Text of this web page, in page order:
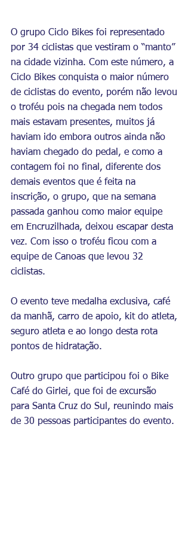
O grupo Ciclo Bikes foi representado
por 34 ciclistas que vestiram o “manto”
na cidade vizinha. Com este número, a
Ciclo Bikes conquista o maior número
de ciclistas do evento, porém não levou
o troféu pois na chegada nem todos
mais estavam presentes, muitos já
haviam ido embora outros ainda não
haviam chegado do pedal, e como a
contagem foi no final, diferente dos
demais eventos que é feita na
inscrição, o grupo, que na semana
passada ganhou como maior equipe
em Encruzilhada, deixou escapar desta
vez. Com isso o troféu ficou com a
equipe de Canoas que levou 32
ciclistas.
O evento teve medalha exclusiva, café
da manhã, carro de apoio, kit do atleta,
seguro atleta e ao longo desta rota
pontos de hidratação.
Outro grupo que participou foi o Bike
Café do Girlei, que foi de excursão
para Santa Cruz do Sul, reunindo mais
de 30 pessoas participantes do evento.